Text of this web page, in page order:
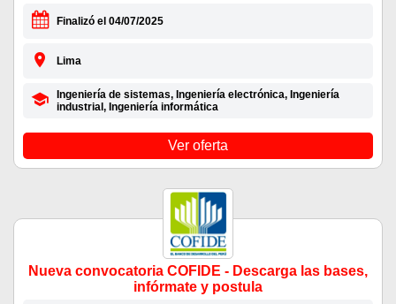
Finalizó el 04/07/2025
Lima
Ingeniería de sistemas, Ingeniería electrónica, Ingeniería
industrial, Ingeniería informática
Ver oferta
Nueva convocatoria COFIDE - Descarga las bases,
infórmate y postula